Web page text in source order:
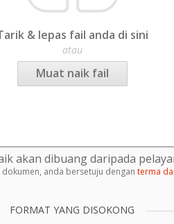
& lepas fail anda di sini
atau
Muat naik fail
akan dibuang daripada
anda bersetuju dengan terma
FORMAT YANG DISOKONG